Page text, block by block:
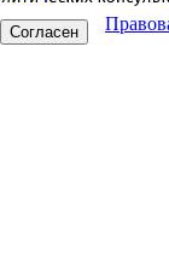
Согласен